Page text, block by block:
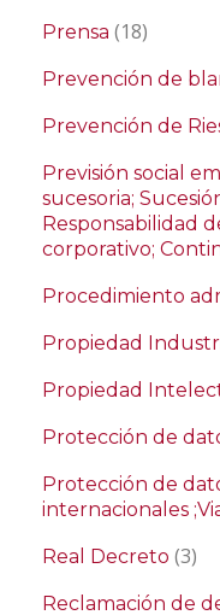
Prensa (18)
Prevención de
Prevención de
Previsión social
sucesoria;
Responsabilidad
corporativo;
Procedimiento
Propiedad
Propiedad
Protección de
Protección de
internacionales
Real Decreto (3)
Reclamación de